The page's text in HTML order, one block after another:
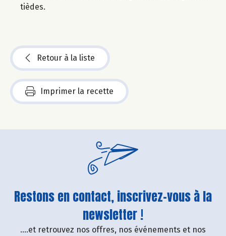
tièdes.
Retour à la liste
Imprimer la recette
Restons en contact, inscrivez-vous à la
newsletter !
....et retrouvez nos offres, nos événements et nos